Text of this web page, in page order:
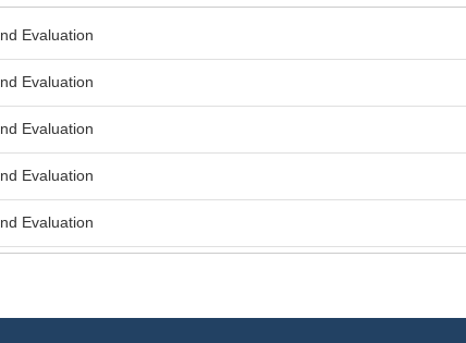
Evaluation
Evaluation
Evaluation
Evaluation
Evaluation